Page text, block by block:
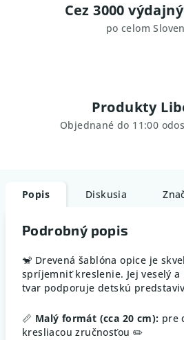
Cez 3000
po celom
Produkty
Objednané do 11:00
Popis Diskusia
Podrobný popis
🐒 Drevená šablóna opice je
spríjemniť kreslenie. Jej veselý
tvar podporuje detskú
📏 Malý formát (cca 20 cm): pre
kresliacou zručnosťou ✏️